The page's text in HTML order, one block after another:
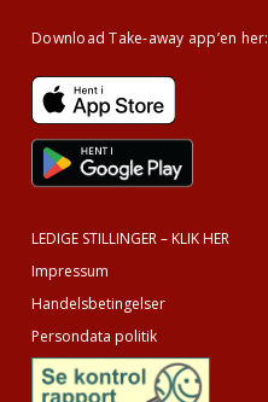
Download Take-away app’en her:
LEDIGE STILLINGER – KLIK HER
Impressum
Handelsbetingelser
Persondata politik